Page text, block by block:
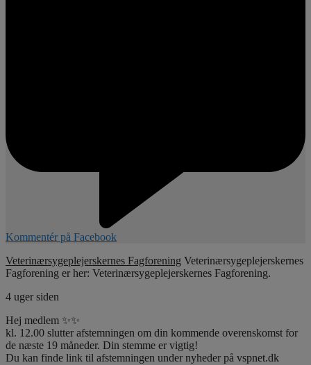
Kommentér på Facebook
Veterinærsygeplejerskernes Fagforening Veterinærsygeplejerskernes
Fagforening er her: Veterinærsygeplejerskernes Fagforening.
4 uger siden
Hej medlem ✨✨
kl. 12.00 slutter afstemningen om din kommende overenskomst for
de næste 19 måneder. Din stemme er vigtig!
Du kan finde link til afstemningen under nyheder på vspnet.dk